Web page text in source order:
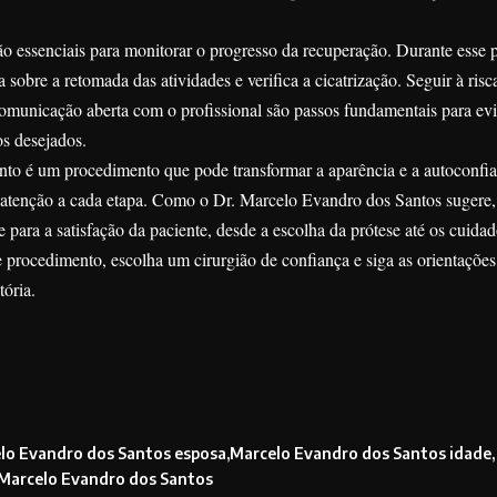
essenciais para monitorar o progresso da recuperação. Durante esse
a retomada das atividades e verifica a cicatrização. Seguir à
aberta com o profissional são passos fundamentais para
desejados.
é um procedimento que pode transformar a aparência e a
a cada etapa. Como o Dr. Marcelo Evandro dos Santos
a satisfação da paciente, desde a escolha da prótese até os
escolha um cirurgião de confiança e siga as
Evandro dos Santos esposa Marcelo Evandro dos Santos idade
Evandro dos Santos